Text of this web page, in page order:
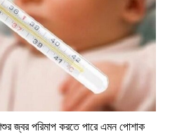
জ্বর পরিমাপ করতে পারে এমন পোশাক